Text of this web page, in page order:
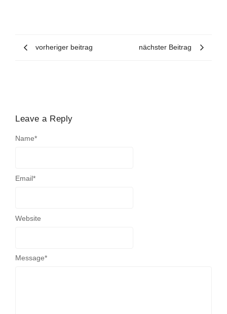
vorheriger beitrag nächster Beitrag
Leave a Reply
Message*
Name*
Email*
Website